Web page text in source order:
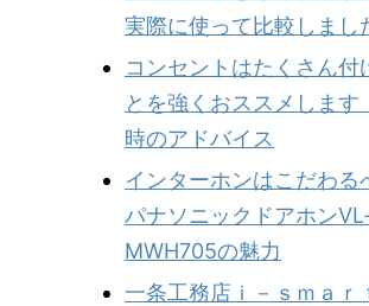
実際に使って比較しまし
コンセントはたくさん付
とを強くおススメしま
時のアドバイス
インターホンはこだわ
パナソニックドアホン
MWH705の魅力
一条工務店ｉ－ｓｍａ